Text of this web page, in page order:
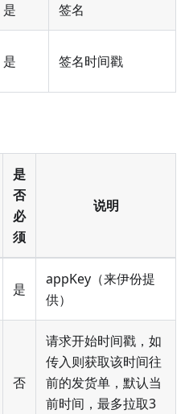
是 签名
是 签名时间戳
是
否
必
须
说明
是
appKey（来伊份提
供）
否
请求开始时间戳，如
传入则获取该时间往
前的发货单，默认当
前时间，最多拉取3